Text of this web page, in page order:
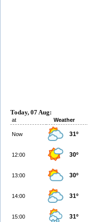
Today, 07 Aug:
at Weather
Now 31º
12:00 30º
13:00 30º
14:00 31º
15:00 31º